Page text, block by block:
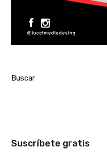
Buscar
Suscríbete gratis